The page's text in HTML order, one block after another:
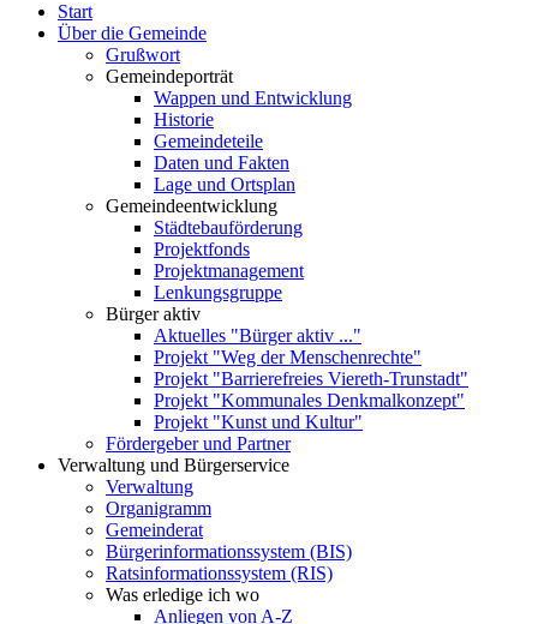
Start
Über die Gemeinde
Grußwort
Gemeindeporträt
Wappen und Entwicklung
Historie
Gemeindeteile
Daten und Fakten
Lage und Ortsplan
Gemeindeentwicklung
Städtebauförderung
Projektfonds
Projektmanagement
Lenkungsgruppe
Bürger aktiv
Aktuelles "Bürger aktiv ..."
Projekt "Weg der Menschenrechte"
Projekt "Barrierefreies Viereth-Trunstadt"
Projekt "Kommunales Denkmalkonzept"
Projekt "Kunst und Kultur"
Fördergeber und Partner
Verwaltung und Bürgerservice
Verwaltung
Organigramm
Gemeinderat
Bürgerinformationssystem (BIS)
Ratsinformationssystem (RIS)
Was erledige ich wo
Anliegen von A-Z